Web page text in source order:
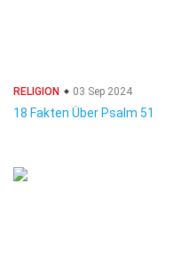
RELIGION 03 Sep 2024
18 Fakten Über Psalm 51